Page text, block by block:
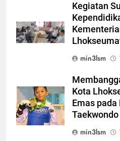
Kegiatan
min3lsm
Kota
Emas pada
min3lsm